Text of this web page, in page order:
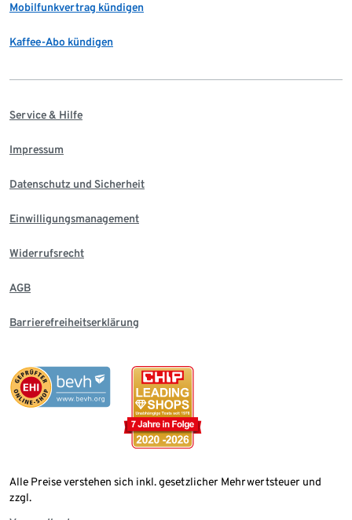
Mobilfunkvertrag kündigen
Kaffee-Abo kündigen
Service & Hilfe
Impressum
Datenschutz und Sicherheit
Einwilligungsmanagement
Widerrufsrecht
AGB
Barrierefreiheitserklärung
Alle Preise verstehen sich inkl. gesetzlicher Mehrwertsteuer und
zzgl.